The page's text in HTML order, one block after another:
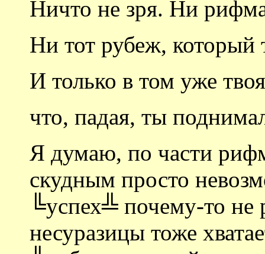
Ничто не зря. Ни
Ни тот рубеж, который
И только в том уже
что, падая, ты
Я думаю, по части
скудным просто
╚успех╩ почему-то не
несуразицы тоже